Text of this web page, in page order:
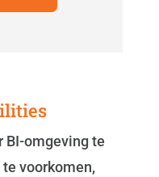
BI-omgeving te
voorkomen,